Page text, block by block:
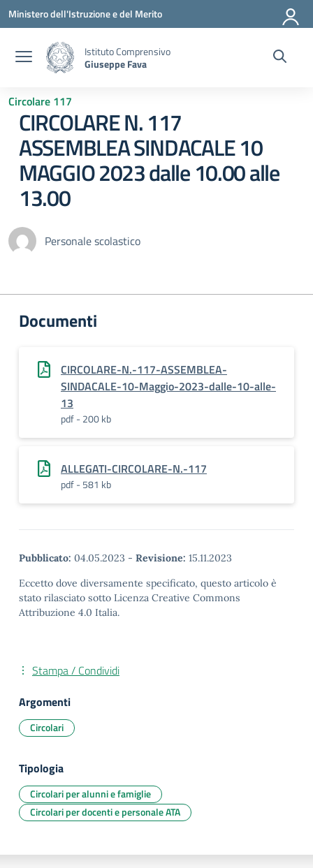
Vai ai contenuti
Vai al menu di navigazione
Vai al footer
Ministero dell'Istruzione e del Merito
Istituto Comprensivo
Giuseppe Fava
Circolare 117
CIRCOLARE N. 117
ASSEMBLEA SINDACALE 10
MAGGIO 2023 dalle 10.00 alle
13.00
Personale scolastico
Documenti
CIRCOLARE-N.-117-ASSEMBLEA-
SINDACALE-10-Maggio-2023-dalle-10-alle-
13
pdf - 200 kb
ALLEGATI-CIRCOLARE-N.-117
pdf - 581 kb
Pubblicato: 04.05.2023 - Revisione: 15.11.2023
Eccetto dove diversamente specificato, questo articolo è
stato rilasciato sotto Licenza Creative Commons
Attribuzione 4.0 Italia.
Stampa / Condividi
Argomenti
Circolari
Tipologia
Circolari per alunni e famiglie
Circolari per docenti e personale ATA